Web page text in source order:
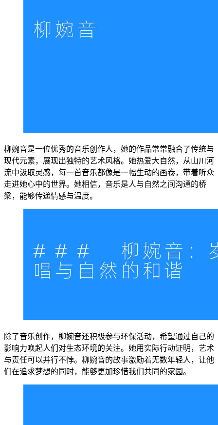
柳婉音是一位优秀的音乐创作人，她的作品常常融合了传统与
现代元素，展现出独特的艺术风格。她热爱大自然，从山川河
流中汲取灵感，每一首音乐都像是一幅生动的画卷，带着听众
走进她心中的世界。她相信，音乐是人与自然之间沟通的桥
梁，能够传递情感与温度。
除了音乐创作，柳婉音还积极参与环保活动，希望通过自己的
影响力唤起人们对生态环境的关注。她用实际行动证明，艺术
与责任可以并行不悖。柳婉音的故事激励着无数年轻人，让他
们在追求梦想的同时，能够更加珍惜我们共同的家园。